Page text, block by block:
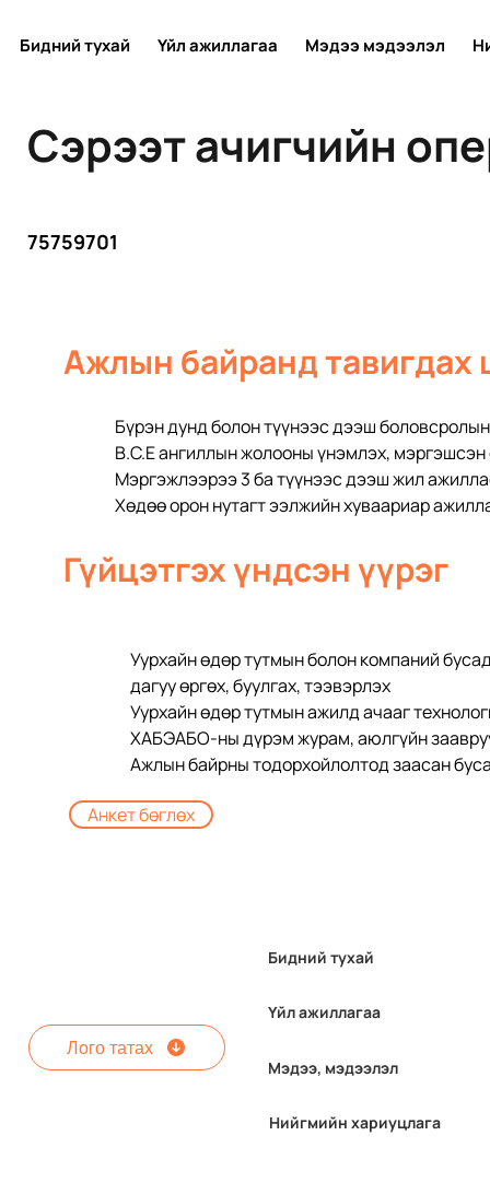
Бидний тухай Үйл ажиллагаа Мэдээ мэдээлэл
Сэрээт ачигчийн
75759701
Ажлын байранд тавигдах
Бүрэн дунд болон түүнээс дээш
B.C.Е ангиллын жолооны үнэмлэх,
Мэргэжлээрээ 3 ба түүнээс дээш жил
Хөдөө орон нутагт ээлжийн хуваариар
Гүйцэтгэх үндсэн үүрэг
Уурхайн өдөр тутмын болон компаний
дагуу өргөх, буулгах, тээвэрлэх
Уурхайн өдөр тутмын ажилд ачааг
ХАБЭАБО-ны дүрэм журам, аюлгүйн
Ажлын байрны тодорхойлолтод заасан
Анкет бөглөх
Лого татах
Бидний тухай
Үйл ажиллагаа
Мэдээ, мэдээлэл
Нийгмийн хариуцлага